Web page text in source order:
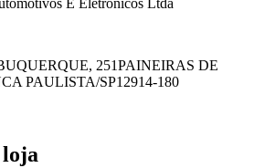
E Eletronicos Ltda
251PAINEIRAS DE
PAULISTA/SP12914-180
loja